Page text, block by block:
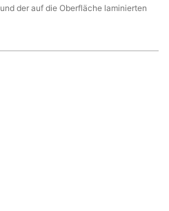
der auf die Oberfläche laminierten